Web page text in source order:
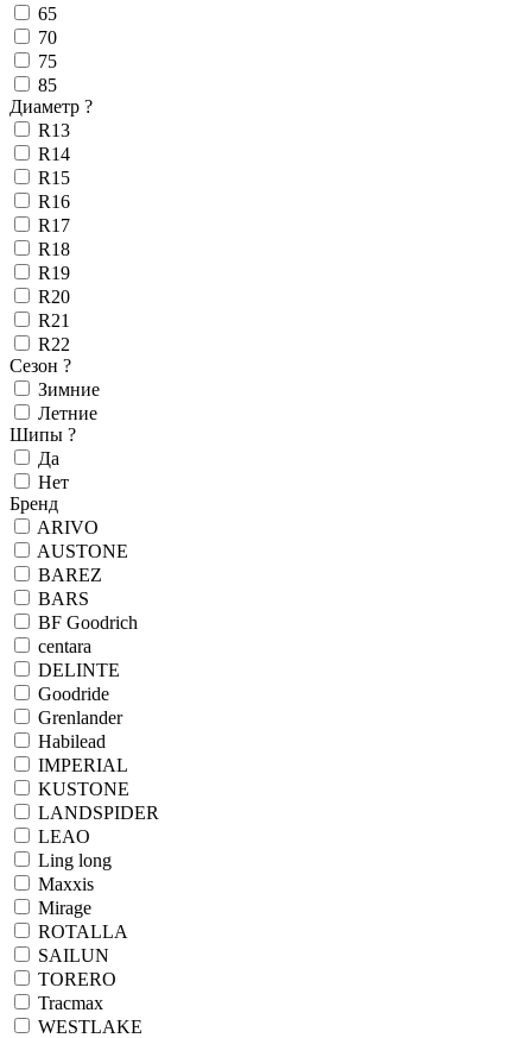
65
70
75
85
Диаметр ?
R13
R14
R15
R16
R17
R18
R19
R20
R21
R22
Сезон ?
Зимние
Летние
Шипы ?
Да
Нет
Бренд
ARIVO
AUSTONE
BAREZ
BARS
BF Goodrich
centara
DELINTE
Goodride
Grenlander
Habilead
IMPERIAL
KUSTONE
LANDSPIDER
LEAO
Ling long
Maxxis
Mirage
ROTALLA
SAILUN
TORERO
Tracmax
WESTLAKE